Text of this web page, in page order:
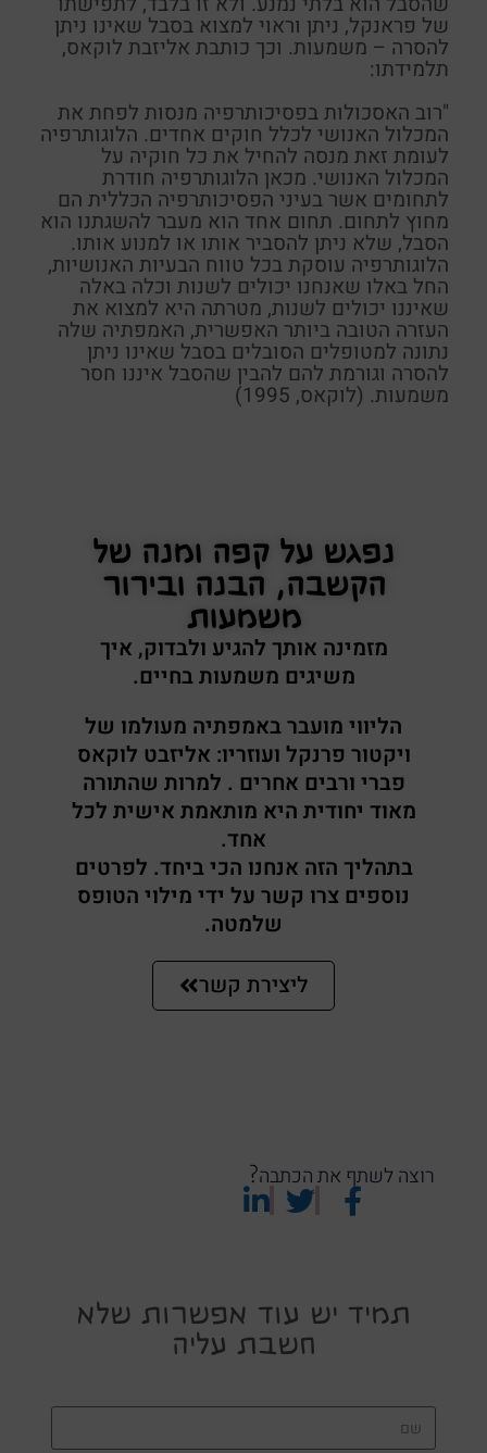
של פראנקל, ניתן וראוי למצוא בסבל שאינו ניתן
להסרה – משמעות. וכך כותבת אליזבת לוקאס,
תלמידתו:
"רוב האסכולות בפסיכותרפיה מנסות לפחת את
המכלול האנושי לכלל חוקים אחדים. הלוגותרפיה
לעומת זאת מנסה להחיל את כל חוקיה על
המכלול האנושי. מכאן הלוגותרפיה חודרת
לתחומים אשר בעיני הפסיכותרפיה הכללית הם
מחוץ לתחום. תחום אחד הוא מעבר להשגתנו הוא
הסבל, שלא ניתן להסביר אותו או למנוע אותו.
הלוגותרפיה עוסקת בכל טווח הבעיות האנושיות,
החל באלו שאנחנו יכולים לשנות וכלה באלה
שאיננו יכולים לשנות, מטרתה היא למצוא את
העזרה הטובה ביותר האפשרית, האמפתיה שלה
נתונה למטופלים הסובלים בסבל שאינו ניתן
להסרה וגורמת להם להבין שהסבל איננו חסר
משמעות. (לוקאס, 1995)
נפגש על קפה ומנה של
הקשבה, הבנה ובירור
משמעות
מזמינה אותך להגיע ולבדוק, איך
משיגים משמעות בחיים.
הליווי מועבר באמפתיה מעולמו של
ויקטור פרנקל ועוזריו: אליזבט לוקאס
פברי ורבים אחרים . למרות שהתורה
מאוד יחודית היא מותאמת אישית לכל
אחד.
בתהליך הזה אנחנו הכי ביחד. לפרטים
נוספים צרו קשר על ידי מילוי הטופס
שלמטה.
ליצירת קשר
רוצה לשתף את הכתבה?
תמיד יש עוד אפשרות שלא
חשבת עליה